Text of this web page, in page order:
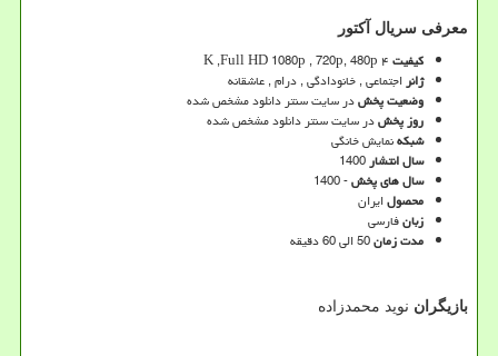
معرفی سریال آکتور
کیفیت۴K ,Full HD 1080p , 720p, 480p
ژانراجتماعی , خانودادگی , درام , عاشقانه
وضعیت پخشدر سایت سنتر دانلود مشخص شده
روز پخشدر سایت سنتر دانلود مشخص شده
شبکهنمایش خانگی
سال انتشار1400
سال های پخش- 1400
محصولایران
زبانفارسی
مدت زمان50 الی 60 دقیقه
بازیگران نوید محمدزاده